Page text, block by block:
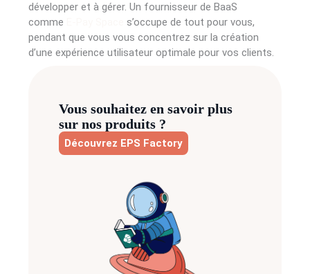
développer et à gérer. Un fournisseur de BaaS
comme
s’occupe de tout pour vous,
pendant que vous vous concentrez sur la création
d’une expérience utilisateur optimale pour vos clients.
Vous souhaitez en savoir plus
sur nos produits ?
Découvrez EPS Factory